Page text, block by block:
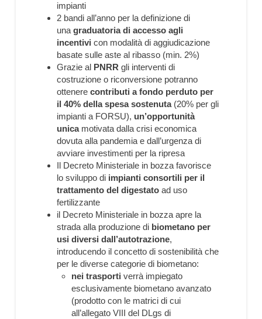
impianti
2 bandi all’anno per la definizione di
una graduatoria di accesso agli
incentivicon modalità di aggiudicazione
basate sulle aste al ribasso (min. 2%)
Grazie al PNRR gli interventi di
costruzione o riconversione potranno
ottenere contributi a fondo perduto per
il 40% della spesa sostenuta(20% per gli
impianti a FORSU), un’opportunità
unica motivata dalla crisi economica
dovuta alla pandemia e dall’urgenza di
avviare investimenti per la ripresa
Il Decreto Ministeriale in bozza favorisce
lo sviluppo di impianti consortili per il
trattamento del digestato ad uso
fertilizzante
il Decreto Ministeriale in bozza apre la
strada alla produzione di biometano per
usi diversi dall’autotrazione,
introducendo il concetto di sostenibilità che
per le diverse categorie di biometano:
nei trasporti verrà impiegato
esclusivamente biometano avanzato
(prodotto con le matrici di cui
all’allegato VIII del DLgs di